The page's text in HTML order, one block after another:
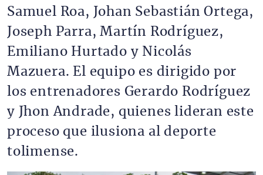
Samuel Roa, Johan Sebastián Ortega,
Joseph Parra, Martín Rodríguez,
Emiliano Hurtado y Nicolás
Mazuera. El equipo es dirigido por
los entrenadores Gerardo Rodríguez
y Jhon Andrade, quienes lideran este
proceso que ilusiona al deporte
tolimense.